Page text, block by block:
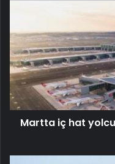
Martta iç hat yolcu